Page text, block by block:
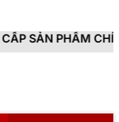
HÃNG, MỚI